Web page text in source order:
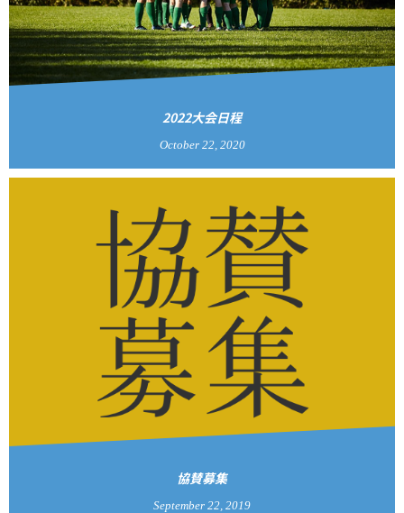
2022大会日程
October 22, 2020
協賛募集
September 22, 2019